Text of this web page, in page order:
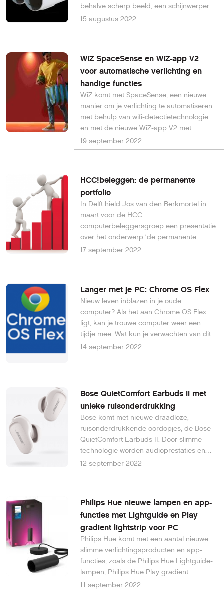
behalve scherp beeld, een schijnwerper
en nachtzicht in kleur ook beschikt over
een lange batterijduur van 1 jaar, zoals de
15 augustus 2022
WiZ SpaceSense en WiZ-app V2
voor automatische verlichting en
handige functies
WiZ komt met SpaceSense, een nieuwe
manier om je verlichting te automatiseren
met behulp van wifi-detectietechnologie
en met de nieuwe WiZ-app V2 met
handige functies. Alle WiZ- en Connected
by WiZ-producten zijn compatibel met de
19 september 2022
HCC!beleggen: de permanente
portfolio
In Delft hield Jos van den Berkmortel in
maart voor de HCC
computerbeleggersgroep een presentatie
over het onderwerp ‘de permanente
portfolio’.
17 september 2022
Langer met je PC: Chrome OS Flex
Nieuw leven inblazen in je oude
computer? Als het aan Chrome OS Flex
ligt, kan je trouwe computer weer een
tijdje mee. Wat kun je verwachten van dit
nieuwe besturingssysteem? Wij praten je
14 september 2022
Bose QuietComfort Earbuds II met
unieke ruisonderdrukking
Bose komt met nieuwe draadloze,
ruisonderdrukkende oordopjes, de Bose
QuietComfort Earbuds II. Door slimme
technologie worden audioprestaties en
ruisonderdrukking aan je oren aangepast
voor het beste resultaat.
12 september 2022
Philips Hue nieuwe lampen en app-
functies met Lightguide en Play
gradient lightstrip voor PC
Philips Hue komt met een aantal nieuwe
slimme verlichtingsproducten en app-
functies, zoals de Philips Hue Lightguide-
lampen, Philips Hue Play gradient
lightstrip voor PC en de nieuwe
aanwezigheidsautomatisering in de Hue-
11 september 2022